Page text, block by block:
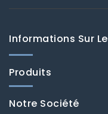
Informations Sur
Produits
Notre Société